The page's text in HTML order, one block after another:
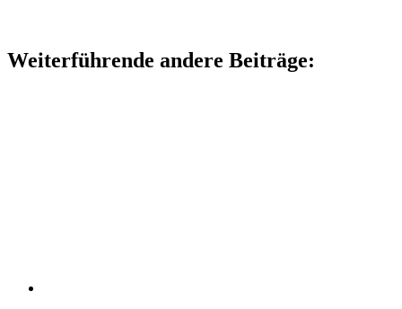
Weiterführende andere Beiträge: